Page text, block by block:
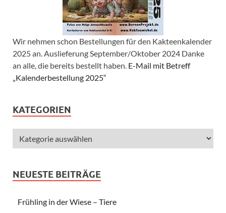
Wir nehmen schon Bestellungen für den Kakteenkalender
2025 an. Auslieferung September/Oktober 2024 Danke
an alle, die bereits bestellt haben. E-Mail mit Betreff
„Kalenderbestellung 2025“
KATEGORIEN
NEUESTE BEITRÄGE
Frühling in der Wiese – Tiere